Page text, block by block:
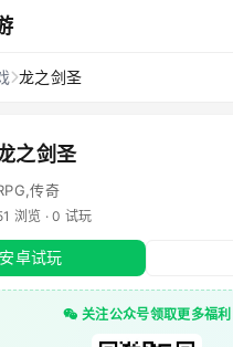
- 小茂爱手游
龙之剑圣
之剑圣
传奇
浏览 · 0 试玩
安卓试玩
关注公众号领取更多福利